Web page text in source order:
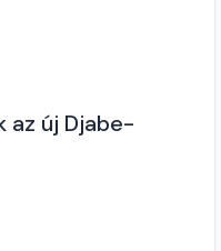
az új Djabe-